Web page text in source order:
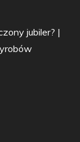
jubiler? |